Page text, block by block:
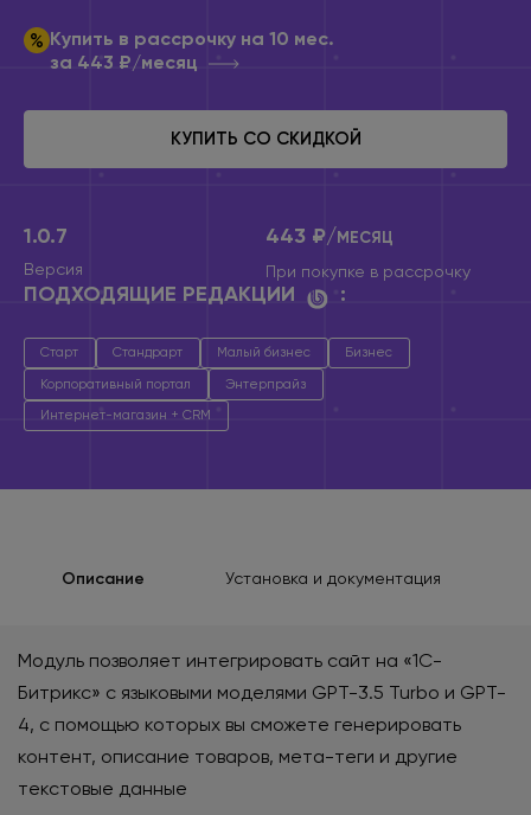
Купить в рассрочку на 10 мес.
за 443 ₽/месяц
КУПИТЬ СО СКИДКОЙ
443 ₽/МЕСЯЦ
При покупке в рассрочку
1.0.7
Версия
ПОДХОДЯЩИЕ РЕДАКЦИИ :
Старт Стандрарт Малый бизнес Бизнес
Корпоративный портал Энтерпрайз
Интернет-магазин + CRM
Описание Установка и документация
Модуль позволяет интегрировать сайт на «1С-
Битрикс» с языковыми моделями GPT-3.5 Turbo и GPT-
4, с помощью которых вы сможете генерировать
контент, описание товаров, мета-теги и другие
текстовые данные